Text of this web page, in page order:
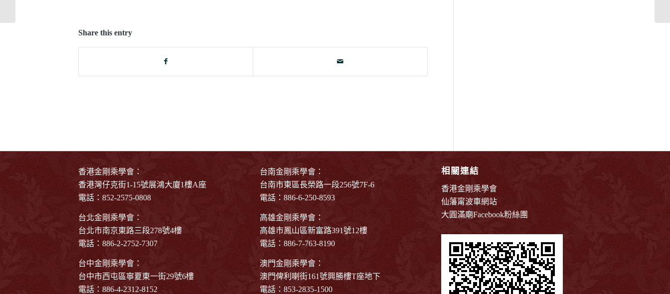
Share this entry
香港金剛乘學會：
香港灣仔克街1-15號展鴻大廈1樓A座
電話：852-2575-0808
台北金剛乘學會：
台北市南京東路三段278號4樓
電話：886-2-2752-7307
台中金剛乘學會：
台中市西屯區寧夏東一街29號6樓
電話：886-4-2312-8152
台南金剛乘學會：
台南市東區長榮路一段256號7F-6
電話：886-6-250-8593
高雄金剛乘學會：
高雄市鳳山區新富路391號12樓
電話：886-7-763-8190
澳門金剛乘學會：
澳門俾利喇街161號興勝樓T座地下
電話：853-2835-1500
相關連結
香港金剛乘學會
仙藩甯波車網站
大圓滿廟Facebook粉絲團